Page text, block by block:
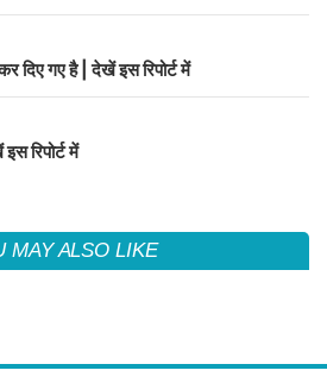
दिए गए है | देखें इस रिपोर्ट में
रिपोर्ट में
MAY ALSO LIKE